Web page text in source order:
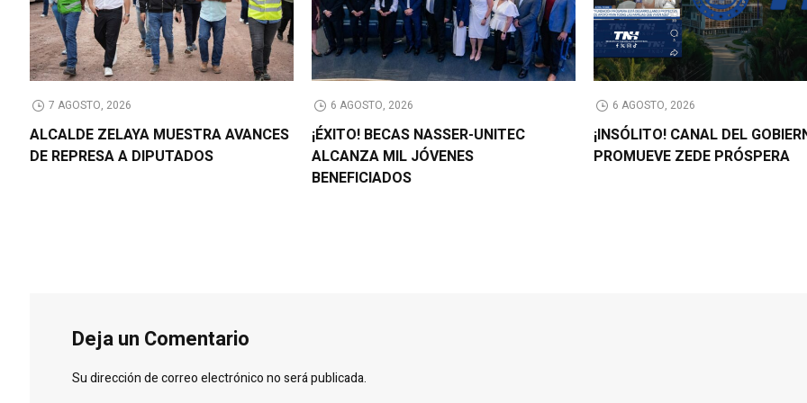
7 AGOSTO, 2026
ALCALDE ZELAYA MUESTRA AVANCES
DE REPRESA A DIPUTADOS
6 AGOSTO, 2026
¡ÉXITO! BECAS NASSER-UNITEC
ALCANZA MIL JÓVENES
BENEFICIADOS
6 AGOSTO, 2026
¡INSÓLITO! CANAL DEL
PROMUEVE ZEDE PRÓSPERA
Deja un Comentario
Su dirección de correo electrónico no será publicada.